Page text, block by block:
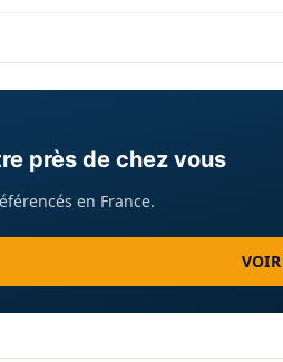
près de chez vous
en France.